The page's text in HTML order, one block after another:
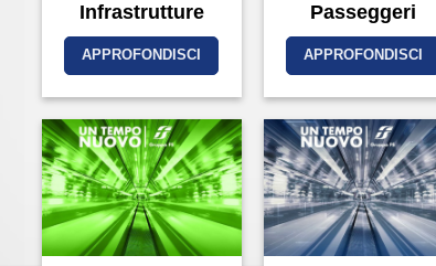
Infrastrutture
APPROFONDISCI
Passeggeri
APPROFONDISCI